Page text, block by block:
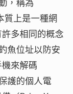
質上是一種網
多相同的概念
魚位址以防安
來解碼
護的個人電